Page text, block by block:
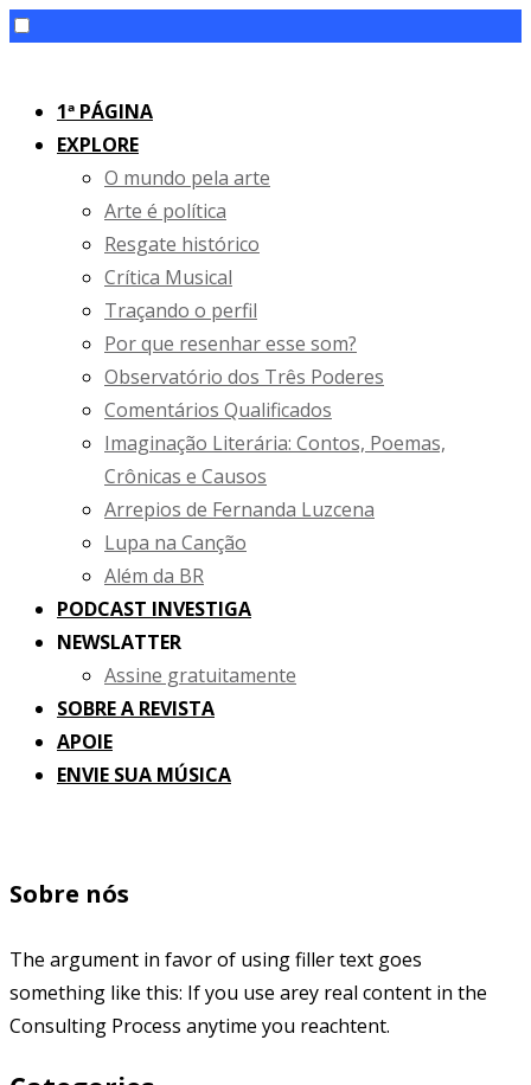
content1ª PÁGINA
EXPLORE
O mundo pela arte
Arte é política
Resgate histórico
Crítica Musical
Traçando o perfil
Por que resenhar esse som?
Observatório dos Três Poderes
Comentários Qualificados
Imaginação Literária: Contos, Poemas,
Crônicas e Causos
Arrepios de Fernanda Luzcena
Lupa na Canção
Além da BR
PODCAST INVESTIGA
NEWSLATTER
Assine gratuitamente
SOBRE A REVISTA
APOIE
ENVIE SUA MÚSICA
Sobre nós
The argument in favor of using filler text goes
something like this: If you use arey real content in the
Consulting Process anytime you reachtent.